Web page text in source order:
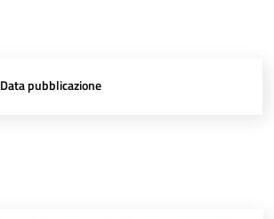
Data pubblicazione